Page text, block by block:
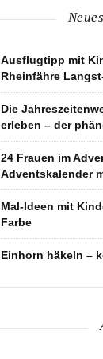
Ausflugtipp mit
Rheinfähre
Die
erleben – der
24 Frauen im
Adventskalender
Mal-Ideen mit
Farbe
Einhorn häkeln –